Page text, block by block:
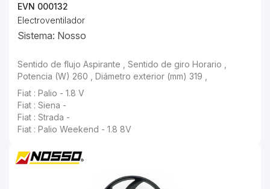
EVN 000132
Electroventilador
Sistema: Nosso
Sentido de flujo Aspirante , Sentido de giro Horario , Potencia (W) 260 , Diámetro exterior (mm) 319 ,
Fiat : Palio - 1.8 V
Fiat : Siena -
Fiat : Strada -
Fiat : Palio Weekend - 1.8 8V